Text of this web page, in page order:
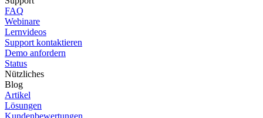
FAQ
Webinare
Lernvideos
Support kontaktieren
Demo anfordern
Status
Nützliches
Blog
Artikel
Lösungen
Kundenbewertungen